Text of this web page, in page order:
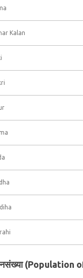
Kalan
(Population